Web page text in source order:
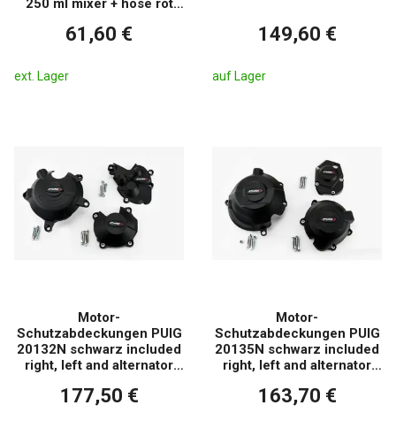
250 ml mixer + hose rot
61,60 €
ext. Lager
149,60 €
auf Lager
Motor-
Schutzabdeckungen PUIG
20132N schwarz included
right, left and alternator
177,50 €
Motor-
Schutzabdeckungen PUIG
20135N schwarz included
right, left and alternator
163,70 €